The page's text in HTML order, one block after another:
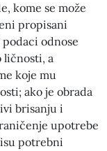
kome se može
propisani
odnose
ličnosti, a
koje mu
ako je obrada
brisanju i
upotrebe
potrebni